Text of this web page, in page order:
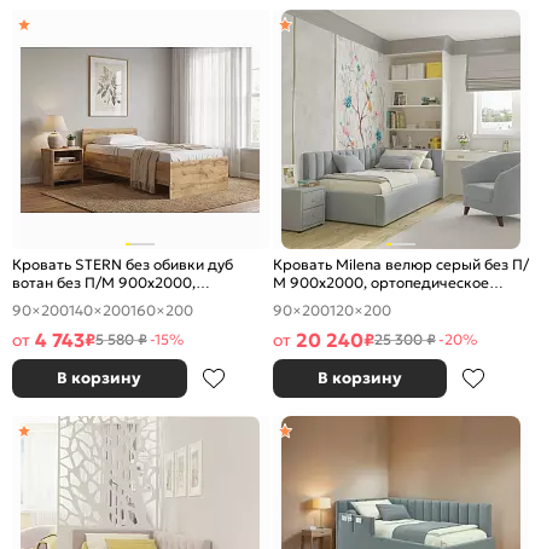
Кровать STERN без обивки дуб
вотан без П/М 900x2000,
изголовье жесткое
90×200140×200160×200
от 4 743₽5 580 ₽-15%
В корзину
Кровать Milena велюр серый без П/
М 900x2000, ортопедическое
основание, изголовье мягкое
90×200120×200
от 20 240₽25 300 ₽-20%
В корзину